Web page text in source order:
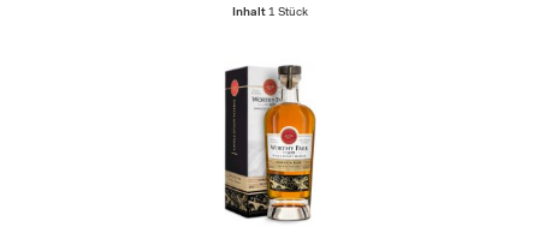
Inhalt 1 Stück